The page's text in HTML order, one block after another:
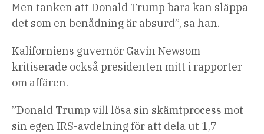
Men tanken att Donald Trump bara kan släppa
det som en benådning är absurd”, sa han.
Kaliforniens guvernör Gavin Newsom
kritiserade också presidenten mitt i rapporter
om affären.
”Donald Trump vill lösa sin skämtprocess mot
sin egen IRS-avdelning för att dela ut 1,7